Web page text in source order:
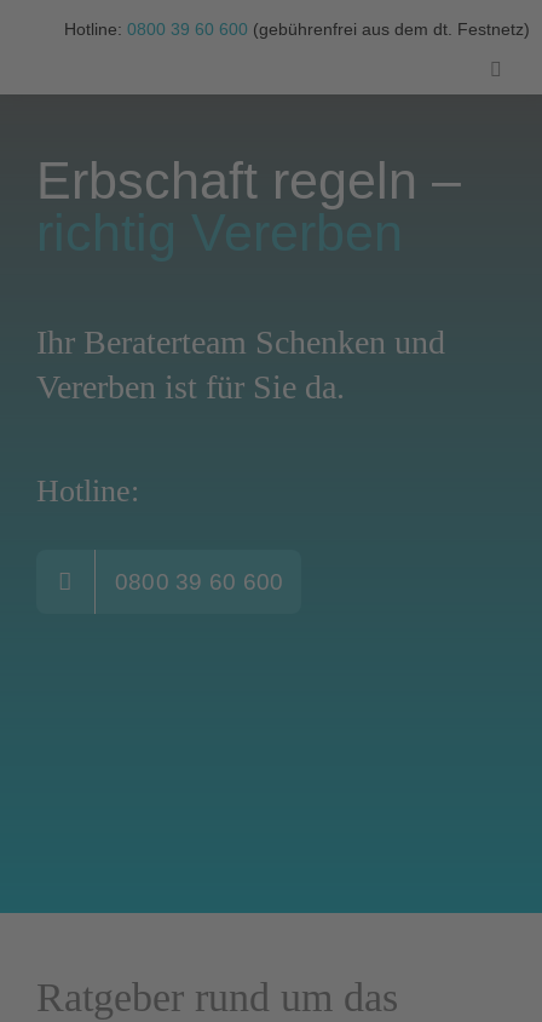
Hotline: 0800 39 60 600 (gebührenfrei aus dem dt. Festnetz)
Toggle
Erbschaft regeln –
Ihr Beraterteam Schenken und
Vererben ist für Sie da.
Hotline:
0800 39 60 600
Ratgeber rund um das